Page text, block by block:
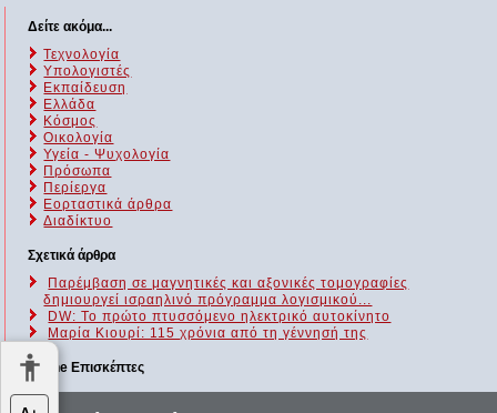
Δείτε ακόμα...
Τεχνολογία
Υπολογιστές
Εκπαίδευση
Ελλάδα
Κόσμος
Οικολογία
Υγεία - Ψυχολογία
Πρόσωπα
Περίεργα
Εορταστικά άρθρα
Διαδίκτυο
Σχετικά άρθρα
Παρέμβαση σε μαγνητικές και αξονικές τομογραφίες
δημιουργεί ισραηλινό πρόγραμμα λογισμικού...
DW: Το πρώτο πτυσσόμενο ηλεκτρικό αυτοκίνητο
Μαρία Κιουρί: 115 χρόνια από τη γέννησή της
Online Επισκέπτες
Αυτήν τη στιγμή επισκέπτονται τον ιστότοπό μας 154 guests και